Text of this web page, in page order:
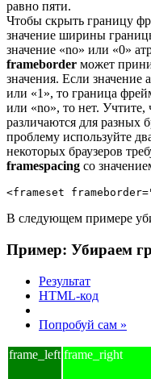
равно пяти.
Чтобы скрыть границу
значение ширины
значение «no» или «0»
frameborder может
значения. Если значение
или «1», то граница
или «no», то нет. Учтите,
различаются для разных
проблему используйте
некоторых браузеров
framespacing со
<frameset
В следующем примере
Пример: Убираем
Результат
HTML-код
Попробуй сам »
frame_left frame_right